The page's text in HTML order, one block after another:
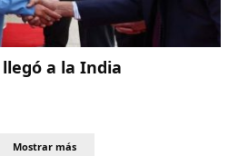
a la India
Mostrar más